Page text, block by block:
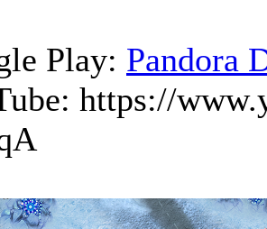
Play: Pandora
https://